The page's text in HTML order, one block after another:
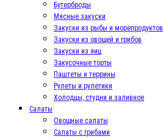
Бутерброды
Мясные закуски
Закуски из рыбы и морепродуктов
Закуски из овощей и грибов
Закуски из яиц
Закусочные торты
Паштеты и террины
Рулеты и рулетики
Холодцы, студни и заливное
Салаты
Овощные салаты
Салаты с грибами